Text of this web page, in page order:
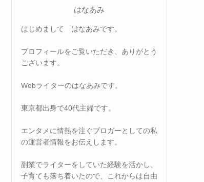
はなあみ
はじめまして はなあみです。
プロフィールをご覧いただき、ありがとう
ございます。
Webライターのはなあみです。
東京都出身で40代主婦です。
エンタメに情熱を注ぐブロガーとしての私
の運営者情報をお伝えします。
副業でライターをしていた経験を活かし、
子育ても落ち着いたので、これからは自由